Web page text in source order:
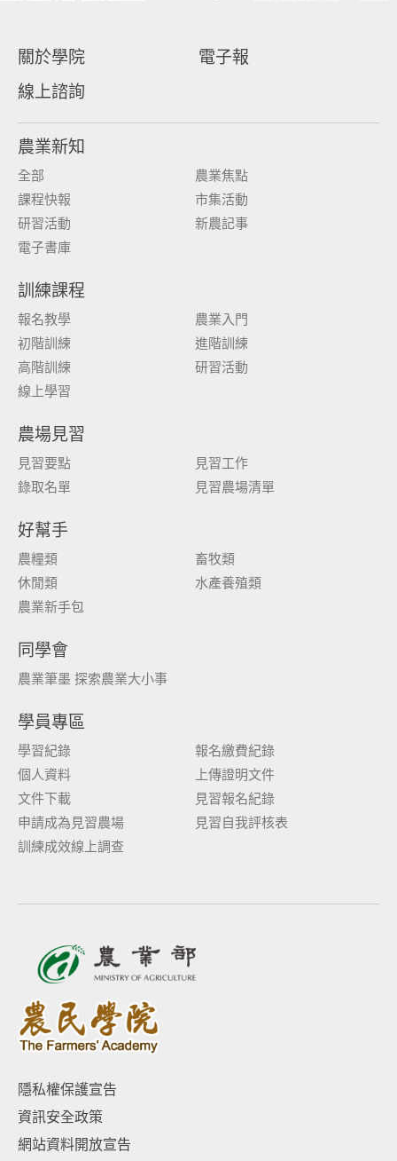
關於學院
電子報
線上諮詢
農業新知
全部
農業焦點
課程快報
市集活動
研習活動
新農記事
電子書庫
訓練課程
報名教學
農業入門
初階訓練
進階訓練
高階訓練
研習活動
線上學習
農場見習
見習要點
見習工作
錄取名單
見習農場清單
好幫手
農糧類
畜牧類
休閒類
水產養殖類
農業新手包
同學會
農業筆墨 探索農業大小事
學員專區
學習紀錄
報名繳費紀錄
個人資料
上傳證明文件
文件下載
見習報名紀錄
申請成為見習農場
見習自我評核表
訓練成效線上調查
隱私權保護宣告
資訊安全政策
網站資料開放宣告